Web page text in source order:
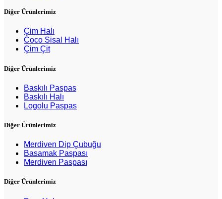
Diğer Ürünlerimiz
Çim Halı
Coco Sisal Halı
Çim Çit
Diğer Ürünlerimiz
Baskılı Paspas
Baskılı Halı
Logolu Paspas
Diğer Ürünlerimiz
Merdiven Dip Çubuğu
Basamak Paspası
Merdiven Paspası
Diğer Ürünlerimiz